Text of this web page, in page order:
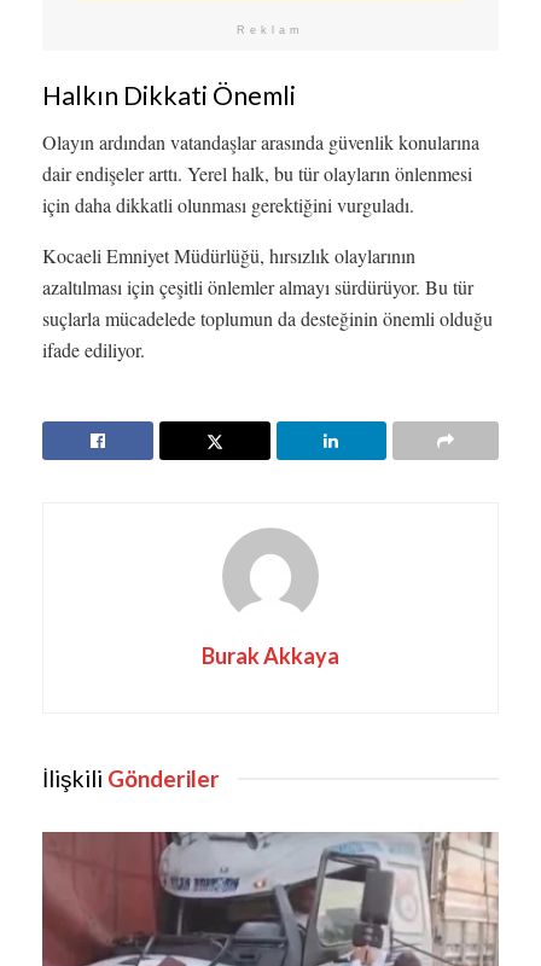
Reklam
Halkın Dikkati Önemli
Olayın ardından vatandaşlar arasında güvenlik konularına
dair endişeler arttı. Yerel halk, bu tür olayların önlenmesi
için daha dikkatli olunması gerektiğini vurguladı.
Kocaeli Emniyet Müdürlüğü, hırsızlık olaylarının
azaltılması için çeşitli önlemler almayı sürdürüyor. Bu tür
suçlarla mücadelede toplumun da desteğinin önemli olduğu
ifade ediliyor.
Burak Akkaya
İlişkili Gönderiler